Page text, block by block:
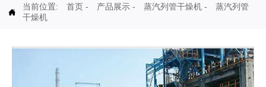

当前位置: 首页 - 产品展示 - 蒸汽列管干燥机 -
蒸汽列管
干燥机